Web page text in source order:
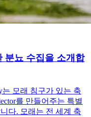
분뇨 수집을 소개합
는 모래 침구가 있는 축
를 만들어주는 특별
다. 모래는 전 세계 축